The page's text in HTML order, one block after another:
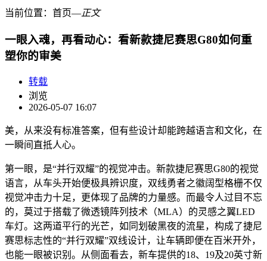
当前位置： 首页―正文
一眼入魂，再看动心：看新款捷尼赛思G80如何重
塑你的审美
转载
浏览
2026-05-07 16:07
美，从来没有标准答案，但有些设计却能跨越语言和文化，在
一瞬间直抵人心。
第一眼，是“并行双耀”的视觉冲击。新款捷尼赛思G80的视觉
语言，从车头开始便极具辨识度，双线勇者之徽阔型格栅不仅
视觉冲击力十足，更体现了品牌的力量感。而最令人过目不忘
的，莫过于搭载了微透镜阵列技术（MLA）的灵感之翼LED
车灯。这两道平行的光芒，如同划破黑夜的流星，构成了捷尼
赛思标志性的“并行双耀”双线设计，让车辆即便在百米开外，
也能一眼被识别。从侧面看去，新车提供的18、19及20英寸新